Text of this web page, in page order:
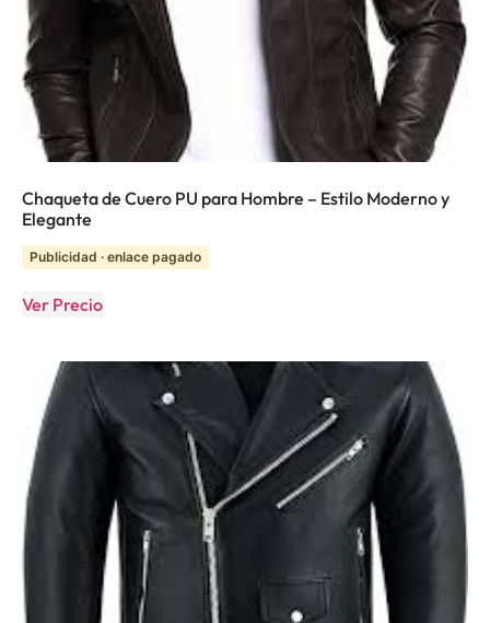
Chaqueta de Cuero PU para Hombre – Estilo Moderno y
Elegante
Publicidad · enlace pagado
Ver Precio